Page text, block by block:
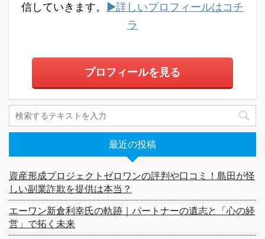
信していきます。
▶詳しいプロフィールはコチ
ラ
プロフィールを見る
最近の投稿
資産形成プロジェクトゼロワンの評判や口コミ！島田が怪
しい副業詐欺を提供は本当？
エーワン新倉利幸氏の軌跡｜パートナーの遺志と「心の経
営」で拓く未来